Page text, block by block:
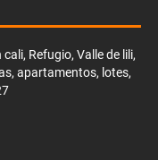
Refugio, Valle de lili,
apartamentos, lotes,